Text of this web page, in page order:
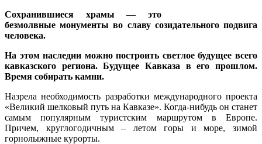
Сохранившиеся храмы— это
безмолвные монументы во славу созидательного подвига
человека.
На этом наследии можно построить светлое будущее всего
кавказского региона. Будущее Кавказа в его прошлом.
Время собирать камни.
Назрела необходимость разработки международного проекта
«Великий шелковый путь на Кавказе». Когда-нибудь он станет
самым популярным туристским маршрутом в Европе.
Причем, круглогодичным – летом горы и море, зимой
горнолыжные курорты.